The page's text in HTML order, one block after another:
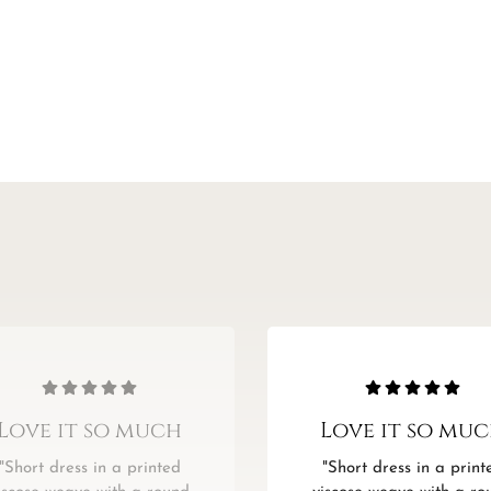
it so much
dress in a printed
Love it so
"Short dress in a